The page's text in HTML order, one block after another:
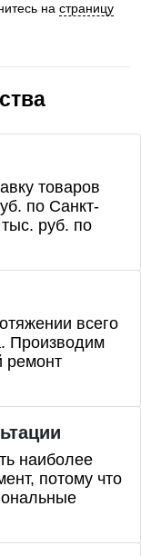
на страницу
товаров
по Санкт-
руб. по
всего
Производим
ремонт
наиболее
потому что